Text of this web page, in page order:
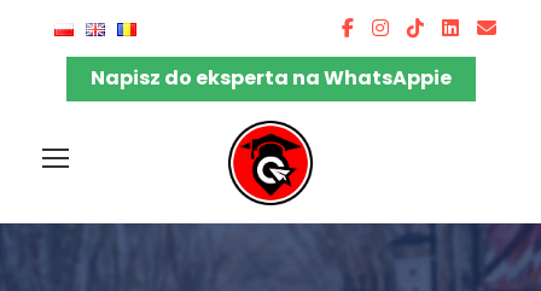
Napisz do eksperta na WhatsAppie